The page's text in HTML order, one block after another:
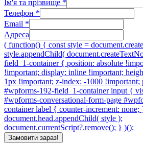
Ім'я та прізвище *
Телефон *
Email *
Адреса
( function() { const style =
style.appendChild(
field_1-container { position: absolute
!important; display: inline !important;
1px !important; z-index: -1000
#wpforms-192-field_1-container input {
#wpforms-conversational-form-page
container label { counter-increment: none;
document.head.appendChild( style );
document.currentScript?.remove(); } )();
Замовити зараз!